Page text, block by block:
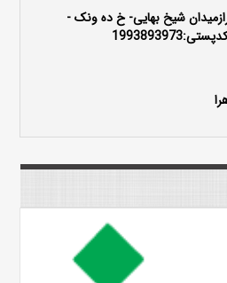
شیخ بهایی- خ ده ونک -